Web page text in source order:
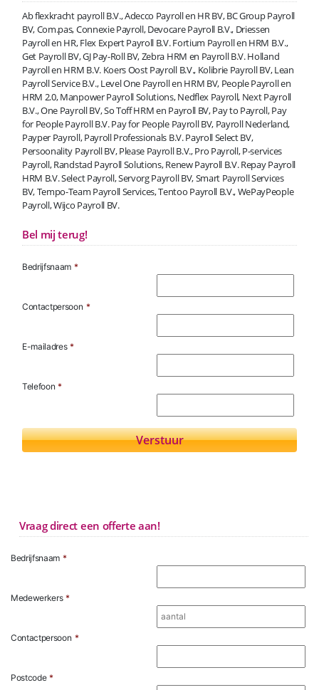
Ab flexkracht payroll B.V., Adecco Payroll en HR BV, BC Group Payroll
BV, Com.pas, Connexie Payroll, Devocare Payroll B.V., Driessen
Payroll en HR, Flex Expert Payroll B.V. Fortium Payroll en HRM B.V.,
Get Payroll BV, GJ Pay-Roll BV, Zebra HRM en Payroll B.V. Holland
Payroll en HRM B.V. Koers Oost Payroll B.V., Kolibrie Payroll BV, Lean
Payroll Service B.V., Level One Payroll en HRM BV, People Payroll en
HRM 2.0, Manpower Payroll Solutions, Nedflex Payroll, Next Payroll
B.V., One Payroll BV, So Toff HRM en Payroll BV, Pay to Payroll, Pay
for People Payroll B.V. Pay for People Payroll BV, Payroll Nederland,
Payper Payroll, Payroll Professionals B.V. Payroll Select BV,
Persoonality Payroll BV, Please Payroll B.V., Pro Payroll, P-services
Payroll, Randstad Payroll Solutions, Renew Payroll B.V. Repay Payroll
HRM B.V. Select Payroll, Servorg Payroll BV, Smart Payroll Services
BV, Tempo-Team Payroll Services, Tentoo Payroll B.V., WePayPeople
Payroll, Wijco Payroll BV.
Bel mij terug!
Bedrijfsnaam *
Contactpersoon *
E-mailadres *
Telefoon *
Vraag direct een offerte aan!
Bedrijfsnaam *
Medewerkers *
Contactpersoon *
Postcode *